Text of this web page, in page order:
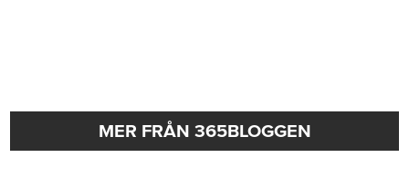
MER FRÅN 365BLOGGEN